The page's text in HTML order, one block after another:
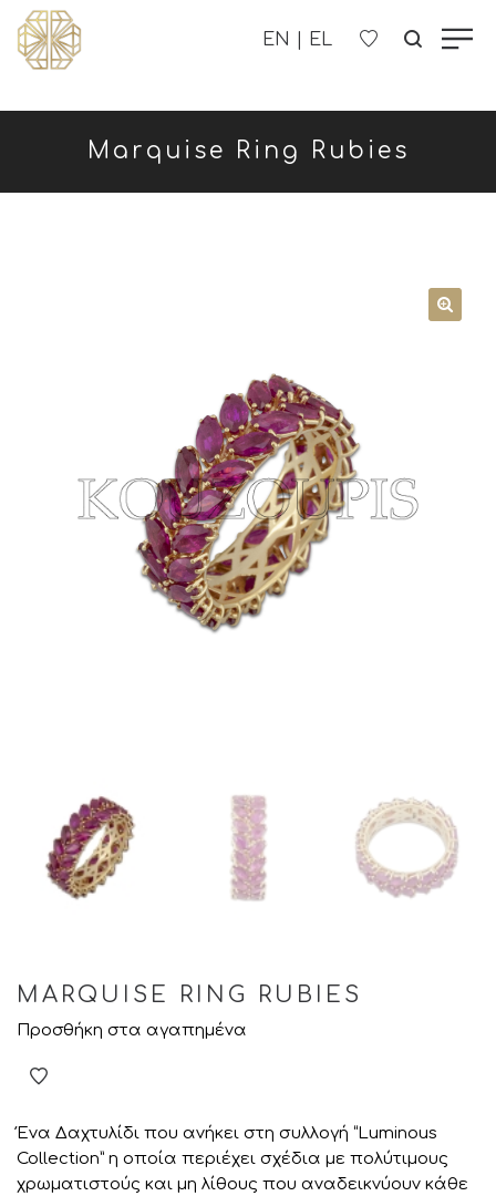
Marquise Ring Rubies
MARQUISE RING RUBIES
Προσθήκη στα αγαπημένα
Ένα Δαχτυλίδι που ανήκει στη συλλογή “Luminous
Collection” η οποία περιέχει σχέδια με πολύτιμους
χρωματιστούς και μη λίθους που αναδεικνύουν κάθε